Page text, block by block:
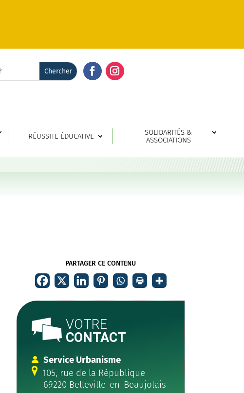
RÉUSSITE ÉDUCATIVE
SOLIDARITÉS &
ASSOCIATIONS
PARTAGER CE CONTENU
VOTRE
CONTACT
Service Urbanisme
105, rue de la République
69220 Belleville-en-Beaujolais